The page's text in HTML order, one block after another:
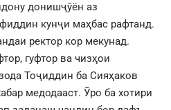
донишҷӯён аз
кунҷи маҳбас рафтанд.
ректор кор мекунад.
гуфтор ва чизҳои
Тоҷиддин ба Сияҳаков
медодааст. Ӯро ба хотири